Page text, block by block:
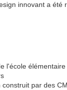
innovant a été
élémentaire
construit par des